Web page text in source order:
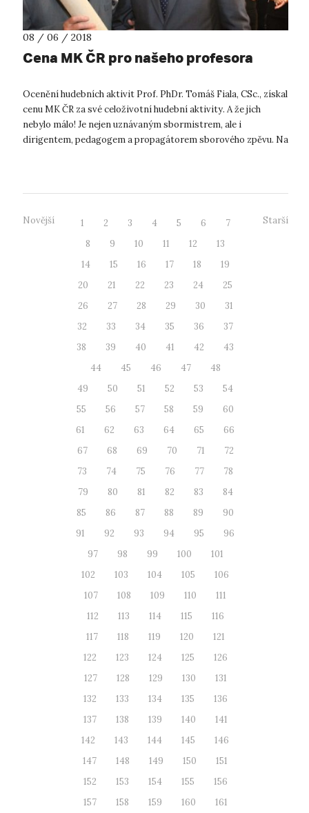
08 / 06 / 2018
Cena MK ČR pro našeho profesora
Ocenění hudebních aktivit Prof. PhDr. Tomáš Fiala, CSc., získal
cenu MK ČR za své celoživotní hudební aktivity. A že jich
nebylo málo! Je nejen uznávaným sbormistrem, ale i
dirigentem, pedagogem a propagátorem sborového zpěvu. Na
Novější 1 2 3 4 5 6
7
8
9 10 11 12
13
14
15 16 17 18
19
20
21 22 23 24
25
26
27 28 29 30
31
32
33 34 35 36
37
38
39 40 41 42
43
44
45 46 47
48
49
50 51 52 53
54
55
56 57 58 59
60
61
62 63 64 65
66
67
68 69 70 71
72
73
74 75 76 77
78
79
80 81 82 83
84
85
86 87 88 89
90
91
92 93 94 95
96
97
98 99 100
101
102
103 104 105
106
107
108 109 110
111
112
113 114 115
116
117
118 119 120
121
122
123 124 125
126
127
128 129 130
131
132
133 134 135
136
137
138 139 140
141
142
143 144 145
146
147
148 149 150
151
152
153 154 155
156
157
158 159 160
161
Starší